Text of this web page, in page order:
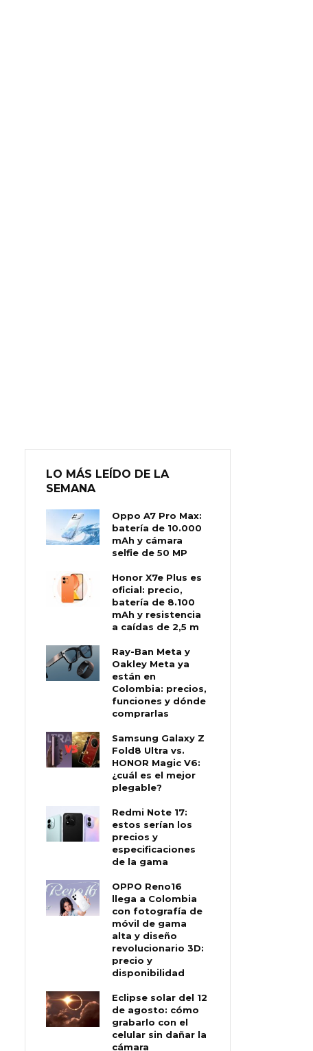
LO MÁS LEÍDO DE LA
SEMANA
Oppo A7 Pro Max:
batería de 10.000
mAh y cámara
selfie de 50 MP
Honor X7e Plus es
oficial: precio,
batería de 8.100
mAh y resistencia
a caídas de 2,5 m
Ray-Ban Meta y
Oakley Meta ya
están en
Colombia: precios,
funciones y dónde
comprarlas
Samsung Galaxy Z
Fold8 Ultra vs.
HONOR Magic V6:
¿cuál es el mejor
plegable?
Redmi Note 17:
estos serían los
precios y
especificaciones
de la gama
OPPO Reno16
llega a Colombia
con fotografía de
móvil de gama
alta y diseño
revolucionario 3D:
precio y
disponibilidad
Eclipse solar del 12
de agosto: cómo
grabarlo con el
celular sin dañar la
cámara